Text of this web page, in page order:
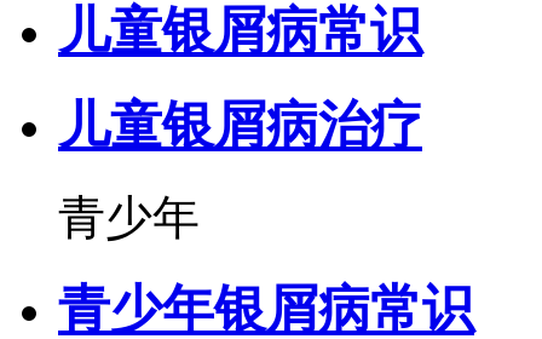
儿童银屑病常识
儿童银屑病治疗
青少年
青少年银屑病常识